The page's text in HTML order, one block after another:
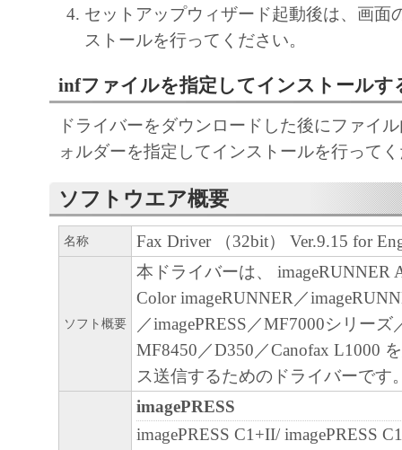
CANON'S LICENSORS WARRANT THAT
CONTAINED IN THE SOFTWARE WILL
SOFTWARE WILL BE UNINTERRUPTED
FREE.
[NO LIABILITY FOR DAMAGES] IN NO
AFFILIATES, THEIR DISTRIBUTORS
CANON'S LICENSORS BE LIABLE FOR
WHATSOEVER (INCLUDING WITHOUT
OS S OF BUSINESS PROFITS, L OS S OF
INFORMATION, L OS S OF BUSINESS
OTHER COMPENSATORY, INCIDENTAL
CONSEQUENTIAL DAMAGES) ARISING
SOFTWARE, USE THEREOF OR
SOFTWARE EVEN IF EITHER CANON,
SUBSIDIARIES OR AFFILIATES, THEIR
セットアップウィザード起動後は、画面
ストールを行ってください。
infファイルを指定してインストールす
ドライバーをダウンロードした後にファイ
ォルダーを指定してインストールを行って
ソフトウエア概要
名称 Fax Driver （32bit） Ver.9.15 for
ソフト概要
本ドライバーは、 imageRUNNER
Color imageRUNNER／
／imagePRESS／MF7000シリーズ
MF8450／D350／Canofax L1000
ス送信するためのドライバーです
imagePRESS
imagePRESS C1+II/ imagePRESS